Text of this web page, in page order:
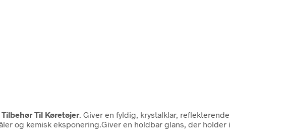
Til Køretøjer . Giver en fyldig, krystalklar, reflekterende
og kemisk eksponering.Giver en holdbar glans, der holder i